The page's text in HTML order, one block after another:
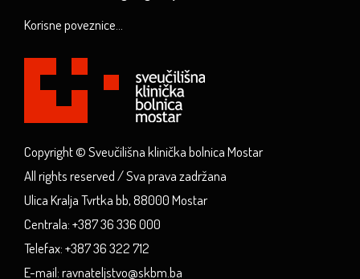
Korisne poveznice...
Copyright © Sveučilišna klinička bolnica Mostar
All rights reserved / Sva prava zadržana
Ulica Kralja Tvrtka bb, 88000 Mostar
Centrala: +387 36 336 000
Telefax: +387 36 322 712
E-mail: ravnateljstvo@skbm.ba